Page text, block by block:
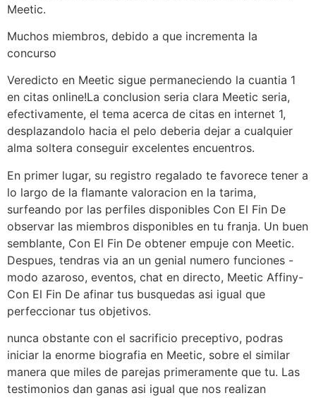
Meetic.
Muchos miembros, debido a que incrementa la
concurso
Veredicto en Meetic sigue permaneciendo la cuanti­a 1
en citas online!La conclusion seri­a clara Meetic seri­a,
efectivamente, el tema acerca de citas en internet 1,
desplazandolo hacia el pelo deberia dejar a cualquier
alma soltera conseguir excelentes encuentros.
En primer lugar, su registro regalado te favorece tener a
lo largo de la flamante valoracion en la tarima,
surfeando por las perfiles disponibles Con El Fin De
observar las miembros disponibles en tu franja. Un buen
semblante, Con El Fin De obtener empuje con Meetic.
Despues, tendras via an un genial numero funciones -
modo azaroso, eventos, chat en directo, Meetic Affiny-
Con El Fin De afinar tus busquedas asi­ igual que
perfeccionar tus objetivos.
nunca obstante con el sacrificio preceptivo, podras
iniciar la enorme biografia en Meetic, sobre el similar
manera que miles de parejas primeramente que tu. Las
testimonios dan ganas asi­ igual que nos realizan